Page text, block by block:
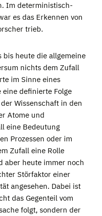
Im deterministisch-
es das Erkennen von
trieb.
heute die allgemeine
nichts dem Zufall
im Sinne eines
eine definierte Folge
Wissenschaft in den
Atome und
eine Bedeutung
Prozessen oder im
Zufall eine Rolle
aber heute immer noch
Störfaktor einer
angesehen. Dabei ist
das Gegenteil vom
folgt, sondern der